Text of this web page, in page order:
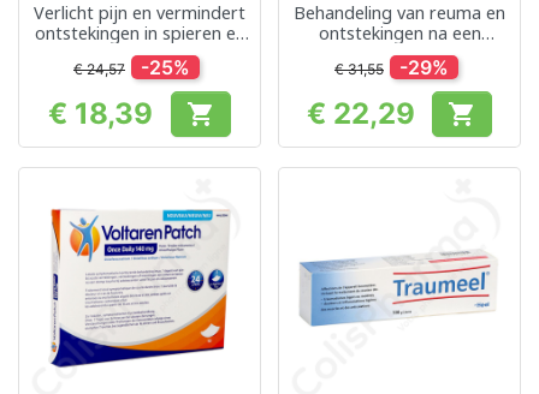
Verlicht pijn en vermindert
ontstekingen in spieren en
gewrichten
€ 24,57 -25%
Prijs
€ 18,39 
Behandeling van reuma en
ontstekingen na een
blessure
€ 31,55 -29%
Prijs
€ 22,29 